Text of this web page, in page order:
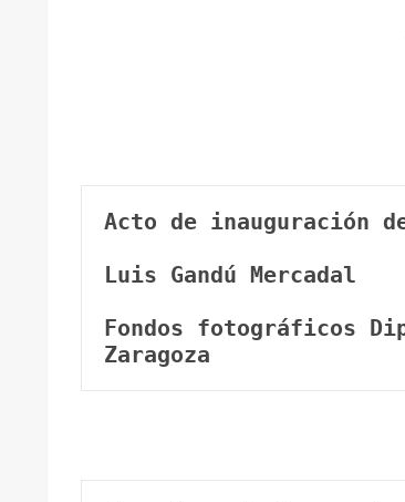
Acto de inauguración
Luis Gandú Mercadal
Fondos fotográficos
Zaragoza